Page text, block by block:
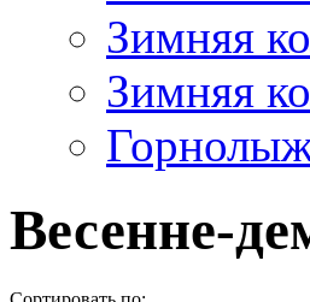
Зимняя
Зимняя
Весенне-